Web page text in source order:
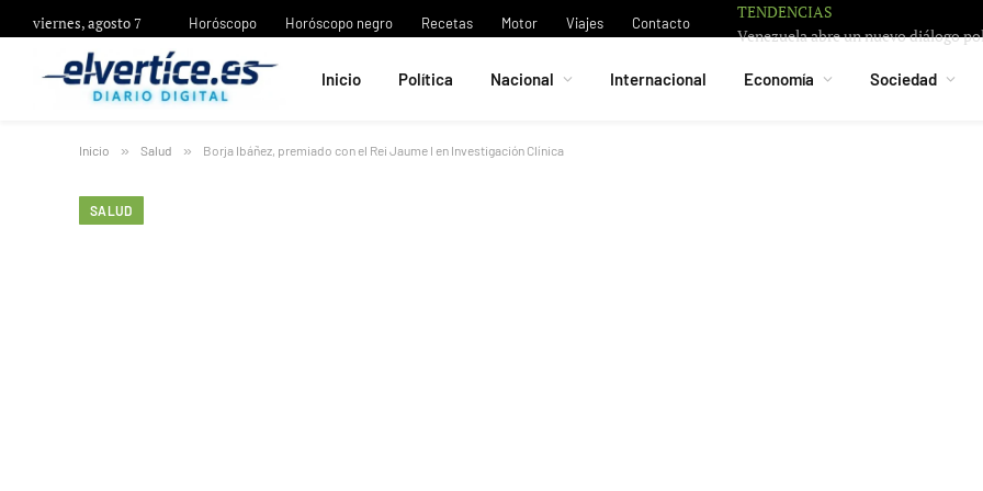
viernes, agosto 7 Horóscopo Horóscopo negro Recetas Motor Viajes Contacto
TENDENCIAS
Inicio Política Nacional Internacional Economía Sociedad
Inicio » Salud » Borja Ibáñez, premiado con el Rei Jaume I en Investigación Clínica
SALUD